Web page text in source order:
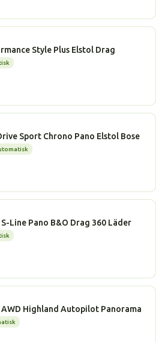
Style Plus Elstol Drag
Sport Chrono Pano Elstol Bose
Line Pano B&O Drag 360 Läder
Highland Autopilot Panorama